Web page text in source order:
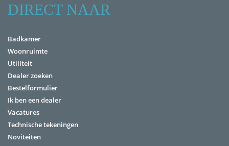
DIRECT NAAR
Badkamer
Woonruimte
Utiliteit
Dealer zoeken
Bestelformulier
Ik ben een dealer
Vacatures
Technische tekeningen
Noviteiten